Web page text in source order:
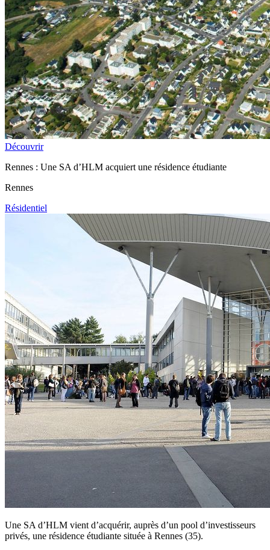
Découvrir
Rennes : Une SA d’HLM acquiert une résidence étudiante
Rennes
Résidentiel
Une SA d’HLM vient d’acquérir, auprès d’un pool d’investisseurs
privés, une résidence étudiante située à Rennes (35).